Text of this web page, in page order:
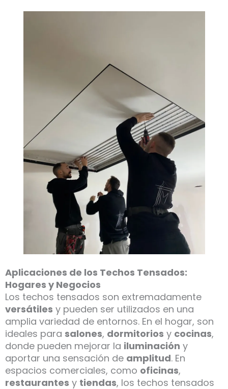
Aplicaciones de los Techos Tensados:
Hogares y Negocios
Los techos tensados son extremadamente
versátiles y pueden ser utilizados en una
amplia variedad de entornos. En el hogar, son
ideales para salones, dormitorios y cocinas,
donde pueden mejorar la iluminación y
aportar una sensación de amplitud. En
espacios comerciales, como oficinas,
restaurantes y tiendas, los techos tensados